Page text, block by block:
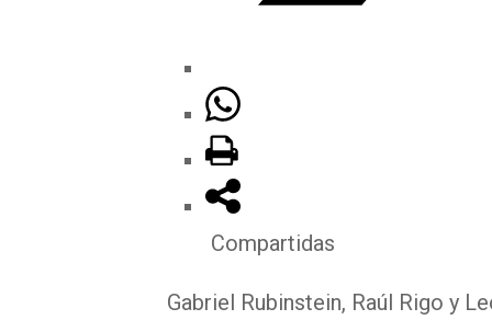
Compartidas
Gabriel Rubinstein, Raúl Rigo y